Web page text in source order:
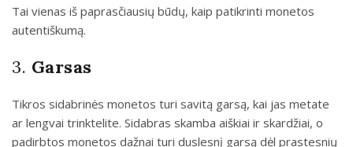
Tai vienas iš paprasčiausių būdų, kaip patikrinti monetos
autentiškumą.
3. Garsas
Tikros sidabrinės monetos turi savitą garsą, kai jas metate
ar lengvai trinktelite. Sidabras skamba aiškiai ir skardžiai, o
padirbtos monetos dažnai turi duslesnį garsą dėl prastesnių